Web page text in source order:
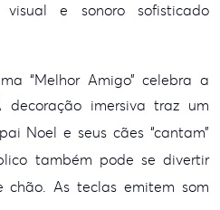
e sonoro sofisticado
“Melhor Amigo” celebra a
decoração imersiva traz um
Noel e seus cães “cantam”
também pode se divertir
As teclas emitem som